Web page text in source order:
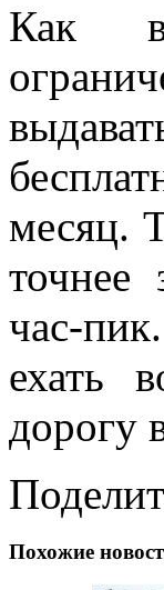
Как
месяц.
точнее
час-
ехать
дорогу
Похожие